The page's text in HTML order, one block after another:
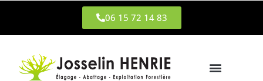
06 15 72 14 83